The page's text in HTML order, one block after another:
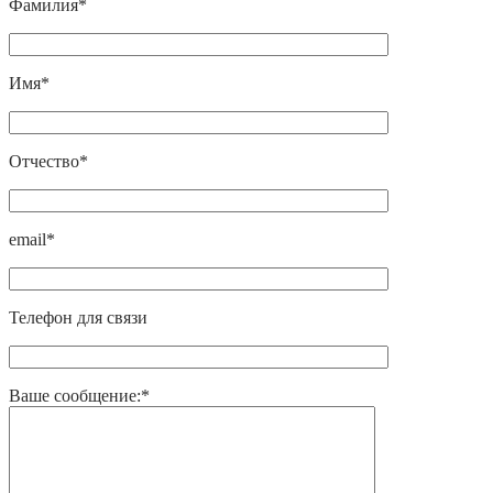
Фамилия*
Имя*
Отчество*
email*
Телефон для связи
Ваше сообщение:*